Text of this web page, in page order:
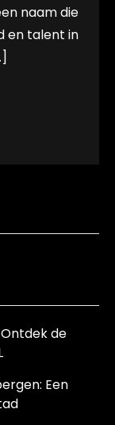
naam die
en talent in
de
Een